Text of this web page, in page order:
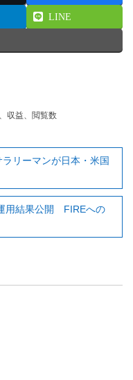
LINE
収益、閲覧数
リーマンが日本・米国
用結果公開 FIREへの